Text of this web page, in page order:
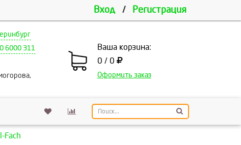
Вход / Регистрация
6000 311
Ваша корзина:
0 / 0
Оформить заказ
Fach